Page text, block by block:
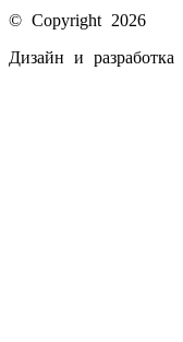
© Copyright 2026
Дизайн и разработка